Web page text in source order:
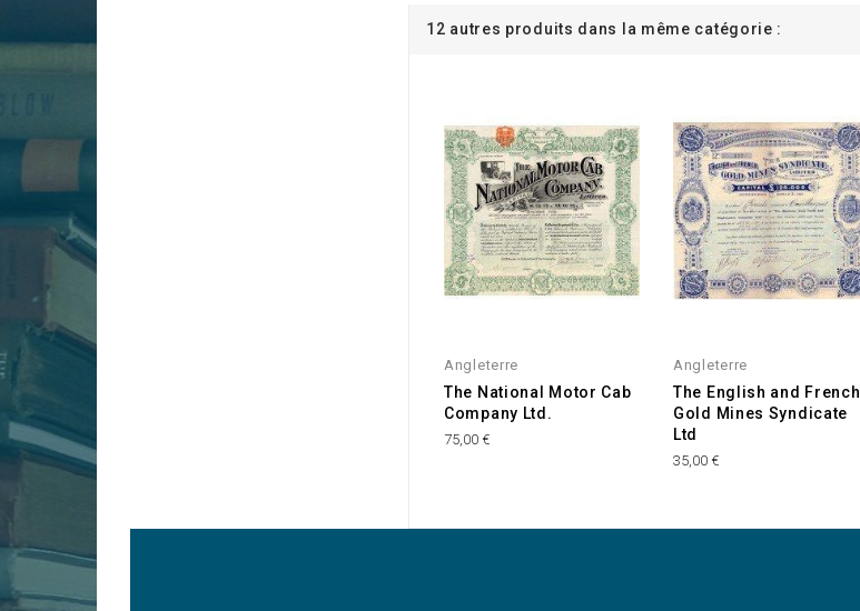
12 autres produits dans la même catégorie :
Angleterre
The National Motor Cab
Company Ltd.
75,00 €
Angleterre
The English and French
Gold Mines Syndicate
Ltd
35,00 €